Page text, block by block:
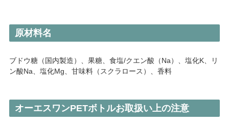
原材料名
ブドウ糖（国内製造）、果糖、食塩/クエン酸（Na）、塩化K、リ
ン酸Na、塩化Mg、甘味料（スクラロース）、香料
オーエスワンPETボトルお取扱い上の注意